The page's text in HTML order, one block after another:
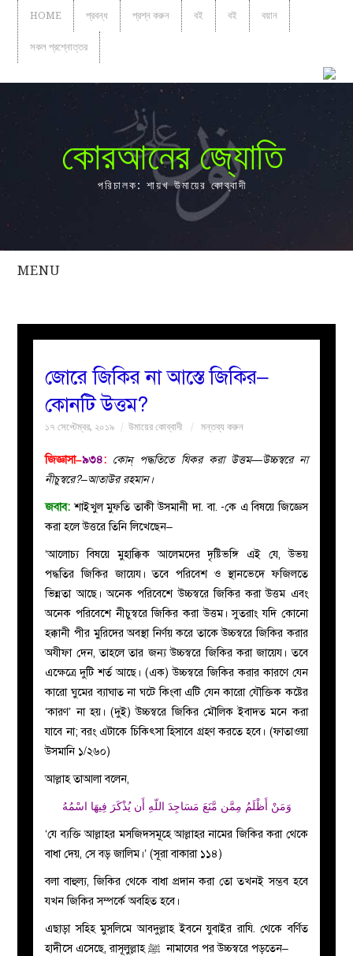
HOME প্রবন্ধ প্রশ্ন করুন বই বই বয়ান
সকল প্রশ্নোত্তর
কোরআনের জ্যোতি
পরিচালক: শায়খ উমায়ের কোব্বাদী
MENU
সকল
নারীদের
পাতা
ইসলাহী
মজলিস
প্রশ্ন
করুন
জোরে জিকির না আস্তে জিকির–
কোনটি উত্তম?
১৭ সেপ্টেম্বর, ২০১৯ উমায়ের কোব্বাদী মন্তব্য করুন
জিজ্ঞাসা–৯৩৪: কোন্ পদ্ধতিতে যিকর করা উত্তম—উচ্চস্বরে না
নীচুস্বরে?–আতাউর রহমান।
জবাব: শাইখুল মুফতি তাকী উসমানী দা. বা. -কে এ বিষয়ে জিজ্ঞেস
করা হলে উত্তরে তিনি লিখেছেন–
‘আলোচ্য বিষয়ে মুহাক্কিক আলেমদের দৃষ্টিভঙ্গি এই যে, উভয়
পদ্ধতির জিকির জায়েয। তবে পরিবেশ ও স্থানভেদে ফজিলতে
ভিন্নতা আছে। অনেক পরিবেশে উচ্চস্বরে জিকির করা উত্তম এবং
অনেক পরিবেশে নীচুস্বরে জিকির করা উত্তম। সুতরাং যদি কোনো
হক্কানী পীর মুরিদের অবস্থা নির্ণয় করে তাকে উচ্চস্বরে জিকির করার
অযীফা দেন, তাহলে তার জন্য উচ্চস্বরে জিকির করা জায়েয। তবে
এক্ষেত্রে দুটি শর্ত আছে। (এক) উচ্চস্বরে জিকির করার কারণে যেন
কারো ঘুমের ব্যাঘাত না ঘটে কিংবা এটি যেন কারো যৌক্তিক কষ্টের
‘কারণ’ না হয়। (দুই) উচ্চস্বরে জিকির মৌলিক ইবাদত মনে করা
যাবে না; বরং এটাকে চিকিৎসা হিসাবে গ্রহণ করতে হবে। (ফাতাওয়া
উসমানি ১/২৬০)
আল্লাহ তাআলা বলেন,
وَمَنْ أَظْلَمُ مِمَّن مَّنَعَ مَسَاجِدَ اللّهِ أَن يُذْكَرَ فِيهَا اسْمُهُ
‘যে ব্যক্তি আল্লাহর মসজিদসমূহে আল্লাহর নামের জিকির করা থেকে
বাধা দেয়, সে বড় জালিম।’ (সূরা বাকারা ১১৪)
বলা বাহুল্য, জিকির থেকে বাধা প্রদান করা তো তখনই সম্ভব হবে
যখন জিকির সম্পর্কে অবহিত হবে।
এছাড়া সহিহ মুসলিমে আবদুল্লাহ ইবনে যুবাইর রাযি. থেকে বর্ণিত
হাদীসে এসেছে, রাসূলুল্লাহ
ﷺনামাযের পর উচ্চস্বরে পড়তেন–